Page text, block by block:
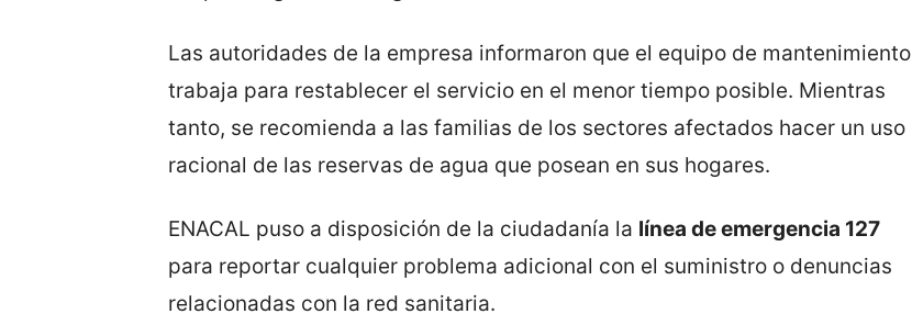
Las autoridades de la empresa informaron que el equipo de mantenimiento
trabaja para restablecer el servicio en el menor tiempo posible. Mientras
tanto, se recomienda a las familias de los sectores afectados hacer un uso
racional de las reservas de agua que posean en sus hogares.
ENACAL puso a disposición de la ciudadanía la línea de emergencia 127
para reportar cualquier problema adicional con el suministro o denuncias
relacionadas con la red sanitaria.